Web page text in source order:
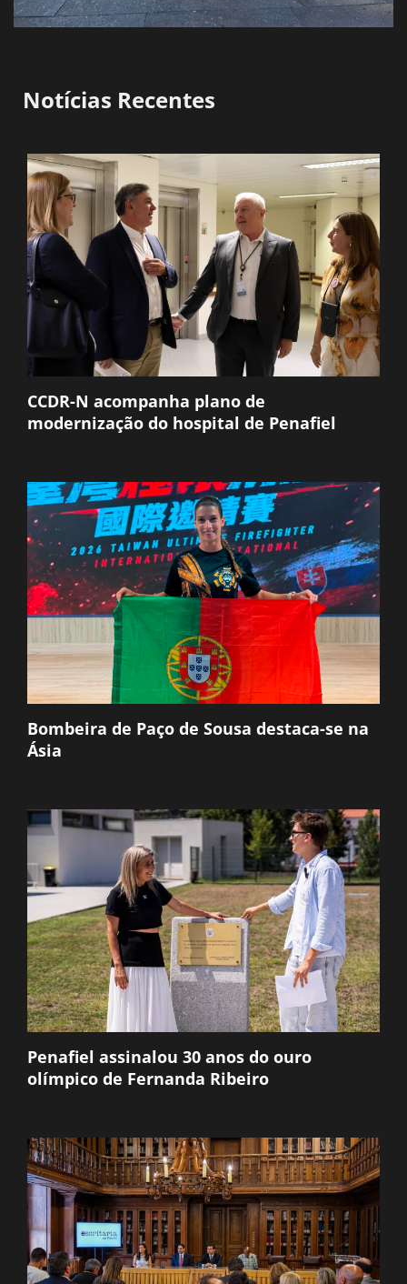
Notícias Recentes
CCDR-N acompanha plano de
modernização do hospital de Penafiel
Bombeira de Paço de Sousa destaca-se na
Ásia
Penafiel assinalou 30 anos do ouro
olímpico de Fernanda Ribeiro